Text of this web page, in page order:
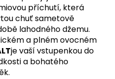
příchutí, která
chuť sametově
lahodného džemu.
a plném ovocném
je vaší vstupenkou do
a bohatého